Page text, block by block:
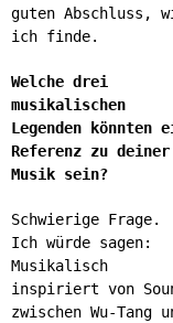
guten Abschluss,
ich finde.
Welche drei
musikalischen
Legenden könnten
Referenz zu deiner
Musik sein?
Schwierige Frage.
Ich würde sagen:
Musikalisch
inspiriert von
zwischen Wu-Tang